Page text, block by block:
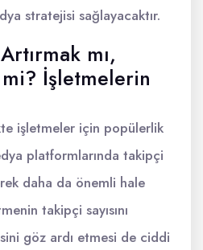
stratejisi sağlayacaktır.
mı,
İşletmelerin
işletmeler için popülerlik
platformlarında takipçi
daha da önemli hale
takipçi sayısını
göz ardı etmesi de ciddi